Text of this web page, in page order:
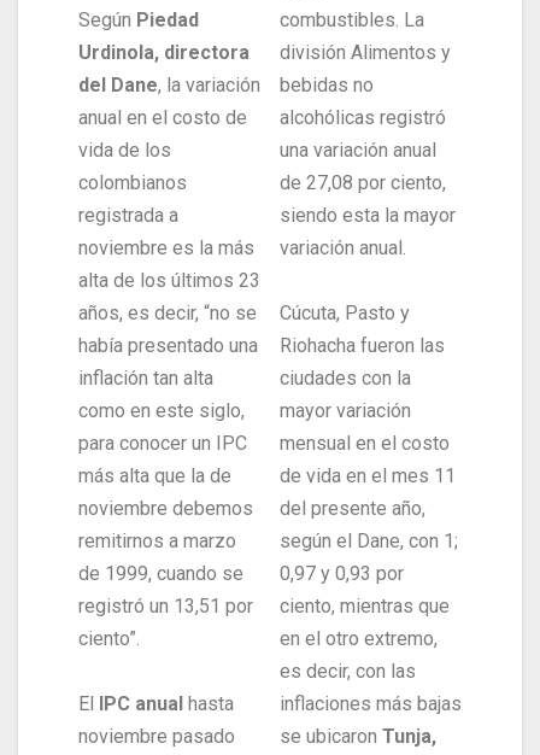
Según Piedad
Urdinola, directora
del Dane, la variación
anual en el costo de
vida de los
colombianos
registrada a
noviembre es la más
alta de los últimos 23
años, es decir, “no se
había presentado una
inflación tan alta
como en este siglo,
para conocer un IPC
más alta que la de
noviembre debemos
remitirnos a marzo
de 1999, cuando se
registró un 13,51 por
ciento”.
El IPC anual hasta
noviembre pasado
combustibles. La
división Alimentos y
bebidas no
alcohólicas registró
una variación anual
de 27,08 por ciento,
siendo esta la mayor
variación anual.
Cúcuta, Pasto y
Riohacha fueron las
ciudades con la
mayor variación
mensual en el costo
de vida en el mes 11
del presente año,
según el Dane, con 1;
0,97 y 0,93 por
ciento, mientras que
en el otro extremo,
es decir, con las
inflaciones más bajas
se ubicaron Tunja,